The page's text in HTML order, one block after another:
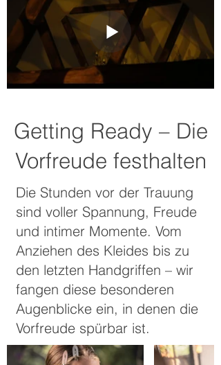
Getting Ready – Die
Vorfreude festhalten
Die Stunden vor der Trauung
sind voller Spannung, Freude
und intimer Momente. Vom
Anziehen des Kleides bis zu
den letzten Handgriffen – wir
fangen diese besonderen
Augenblicke ein, in denen die
Vorfreude spürbar ist.